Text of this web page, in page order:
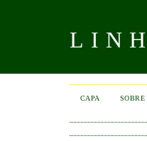
CAPA SOBRE